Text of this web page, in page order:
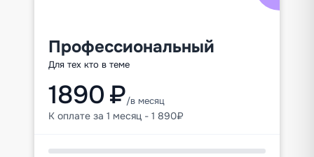
Профессиональный
Для тех кто в теме
1890 ₽/в месяц
К оплате за 1 месяц - 1 890₽